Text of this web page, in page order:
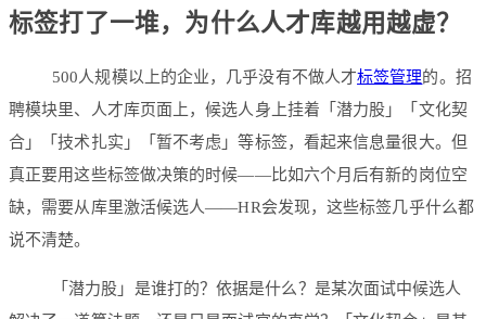
标签打了一堆，为什么人才库越用越虚？
500人规模以上的企业，几乎没有不做人才标签管理的。招
聘模块里、人才库页面上，候选人身上挂着「潜力股」「文化契
合」「技术扎实」「暂不考虑」等标签，看起来信息量很大。但
真正要用这些标签做决策的时候——比如六个月后有新的岗位空
缺，需要从库里激活候选人——HR会发现，这些标签几乎什么都
说不清楚。
「潜力股」是谁打的？依据是什么？是某次面试中候选人